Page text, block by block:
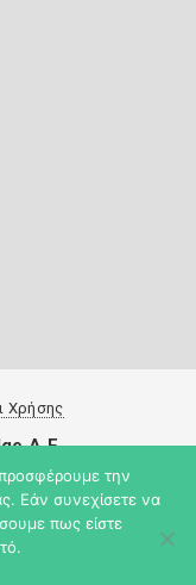
Χρήσης
A.E.
την
Εάν συνεχίσετε να
πως είστε